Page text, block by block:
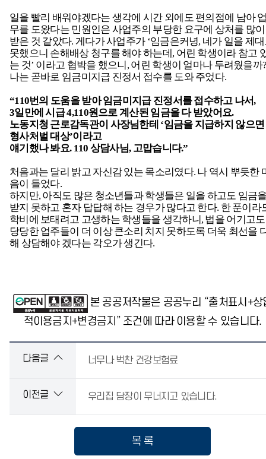
일을 빨리 배워야겠다는 생각에 시간 외에도 편의점에 남아
무를 도왔다는 민원인은 사업주의 부당한 요구에 상처를 많이
받은 것 같았다. 게다가 사업주가 ‘임금은커녕, 네가 일을 제
못했으니 손해배상 청구를 해야 하는데, 어린 학생이라 참고
는 것’ 이라고 협박을 했으니, 어린 학생이 얼마나 두려웠을까
나는 곧바로 임금미지급 진정서 접수를 도와 주었다.
“110번의 도움을 받아 임금미지급 진정서를 접수하고 나서,
3일만에 시급 4,110원으로 계산된 임금을 다 받았어요.
노동지청 근로감독관이 사장님한테 ‘임금을 지급하지 않으면
형사처벌 대상’이라고
얘기했나 봐요. 110 상담사님, 고맙습니다.”
처음과는 달리 밝고 자신감 있는 목소리였다. 나 역시 뿌듯한
음이 들었다.
하지만, 아직도 많은 청소년들과 학생들은 일을 하고도 임금
받지 못하고 혼자 답답해 하는 경우가 많다고 한다. 한 푼이라
학비에 보태려고 고생하는 학생들을 생각하니, 법을 어기고도
당당한 업주들이 더 이상 큰소리 치지 못하도록 더욱 최선을
해 상담해야 겠다는 각오가 생긴다.
본 공공저작물은 공공누리 “출처표시+상
적이용금지+변경금지” 조건에 따라 이용할 수 있습니다.
다음글 너무나 벅찬 건강보험료
이전글 우리집 담장이 무너지고 있습니다.
목 록